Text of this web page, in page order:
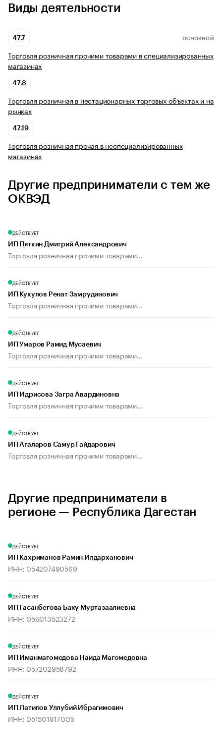
Виды деятельности
47.7 ОСНОВНОЙ
Торговля розничная прочими товарами в специализированных
магазинах
47.8
Торговля розничная в нестационарных торговых объектах и на
рынках
47.19
Торговля розничная прочая в неспециализированных
магазинах
Другие предприниматели с тем же
ОКВЭД
ДЕЙСТВУЕТ
ИП Пяткин Дмитрий Александрович
Торговля розничная прочими товарами...
ДЕЙСТВУЕТ
ИП Кукулов Ренат Замрудинович
Торговля розничная прочими товарами...
ДЕЙСТВУЕТ
ИП Умаров Рамид Мусаевич
Торговля розничная прочими товарами...
ДЕЙСТВУЕТ
ИП Идрисова Загра Авардиновна
Торговля розничная прочими товарами...
ДЕЙСТВУЕТ
ИП Агаларов Самур Гайдарович
Торговля розничная прочими товарами...
Другие предприниматели в
регионе — Республика Дагестан
ДЕЙСТВУЕТ
ИП Кахриманов Рамин Илдарханович
ИНН: 054207490569
ДЕЙСТВУЕТ
ИП Гасанбегова Баху Муртазаалиевна
ИНН: 056013523272
ДЕЙСТВУЕТ
ИП Иманмагомедова Наида Магомедовна
ИНН: 057202958792
ДЕЙСТВУЕТ
ИП Латипов Уллубий Ибрагимович
ИНН: 051501817005